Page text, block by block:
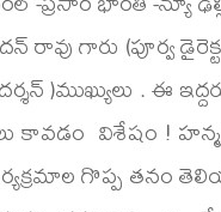
రావు గారు (పూర్వ
)ముఖ్యులు . ఈ
కావడం విశేషం !
గొప్ప తనం